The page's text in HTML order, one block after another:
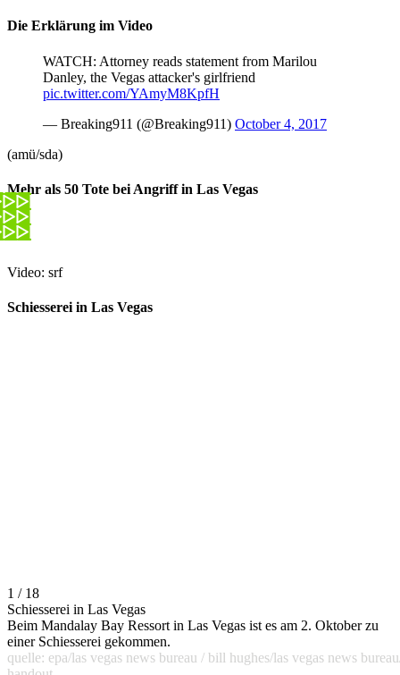
Die Erklärung im Video
WATCH: Attorney reads statement from Marilou
Danley, the Vegas attacker's girlfriend
pic.twitter.com/YAmyM8KpfH
— Breaking911 (@Breaking911) October 4, 2017
(amü/sda)
Mehr als 50 Tote bei Angriff in Las Vegas
Video: srf
Schiesserei in Las Vegas
1 / 18
Schiesserei in Las Vegas
Beim Mandalay Bay Ressort in Las Vegas ist es am 2. Oktober zu
einer Schiesserei gekommen.
quelle: epa/las vegas news bureau / bill hughes/las vegas news